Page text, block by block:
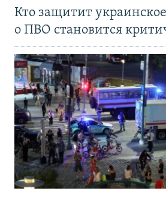
Кто защитит
о ПВО становится